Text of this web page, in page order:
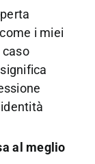
i miei
caso
significa
al meglio